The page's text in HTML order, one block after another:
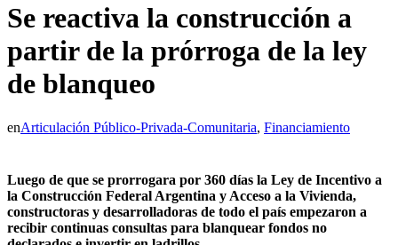
Se reactiva la construcción a
partir de la prórroga de la ley
de blanqueo
enArticulación Público-Privada-Comunitaria, Financiamiento
Luego de que se prorrogara por 360 días la Ley de Incentivo a
la Construcción Federal Argentina y Acceso a la Vivienda,
constructoras y desarrolladoras de todo el país empezaron a
recibir continuas consultas para blanquear fondos no